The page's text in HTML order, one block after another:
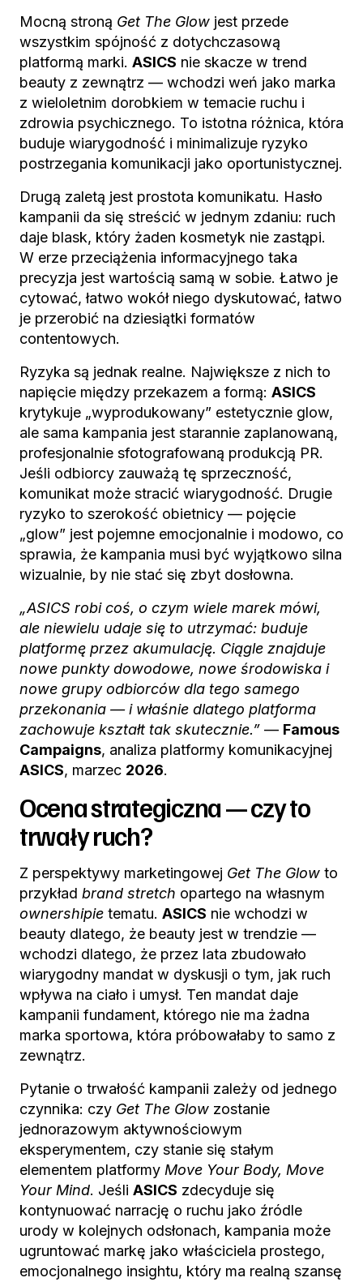
Mocną stroną Get The Glow jest przede
wszystkim spójność z dotychczasową
platformą marki. ASICS nie skacze w trend
beauty z zewnątrz — wchodzi weń jako marka
z wieloletnim dorobkiem w temacie ruchu i
zdrowia psychicznego. To istotna różnica, która
buduje wiarygodność i minimalizuje ryzyko
postrzegania komunikacji jako oportunistycznej.
Drugą zaletą jest prostota komunikatu. Hasło
kampanii da się streścić w jednym zdaniu: ruch
daje blask, który żaden kosmetyk nie zastąpi.
W erze przeciążenia informacyjnego taka
precyzja jest wartością samą w sobie. Łatwo je
cytować, łatwo wokół niego dyskutować, łatwo
je przerobić na dziesiątki formatów
contentowych.
Ryzyka są jednak realne. Największe z nich to
napięcie między przekazem a formą: ASICS
krytykuje „wyprodukowany” estetycznie glow,
ale sama kampania jest starannie zaplanowaną,
profesjonalnie sfotografowaną produkcją PR.
Jeśli odbiorcy zauważą tę sprzeczność,
komunikat może stracić wiarygodność. Drugie
ryzyko to szerokość obietnicy — pojęcie
„glow” jest pojemne emocjonalnie i modowo, co
sprawia, że kampania musi być wyjątkowo silna
wizualnie, by nie stać się zbyt dosłowna.
„ASICS robi coś, o czym wiele marek mówi,
ale niewielu udaje się to utrzymać: buduje
platformę przez akumulację. Ciągle znajduje
nowe punkty dowodowe, nowe środowiska i
nowe grupy odbiorców dla tego samego
przekonania — i właśnie dlatego platforma
zachowuje kształt tak skutecznie.” — Famous
Campaigns, analiza platformy komunikacyjnej
ASICS, marzec 2026.
Ocena strategiczna — czy to
trwały ruch?
Z perspektywy marketingowej Get The Glow to
przykład brand stretch opartego na własnym
ownershipie tematu. ASICS nie wchodzi w
beauty dlatego, że beauty jest w trendzie —
wchodzi dlatego, że przez lata zbudowało
wiarygodny mandat w dyskusji o tym, jak ruch
wpływa na ciało i umysł. Ten mandat daje
kampanii fundament, którego nie ma żadna
marka sportowa, która próbowałaby to samo z
zewnątrz.
Pytanie o trwałość kampanii zależy od jednego
czynnika: czy Get The Glow zostanie
jednorazowym aktywnościowym
eksperymentem, czy stanie się stałym
elementem platformy Move Your Body, Move
Your Mind. Jeśli ASICS zdecyduje się
kontynuować narrację o ruchu jako źródle
urody w kolejnych odsłonach, kampania może
ugruntować markę jako właściciela prostego,
emocjonalnego insightu, który ma realną szansę